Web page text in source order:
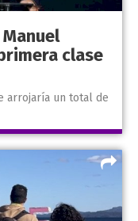
clase
arrojaría un total de